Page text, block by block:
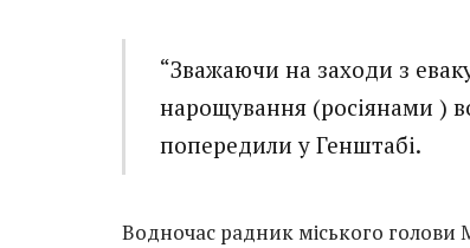
“Зважаючи на заходи з
нарощування (росіянами )
попередили у Генштабі.
Водночас радник міського голови